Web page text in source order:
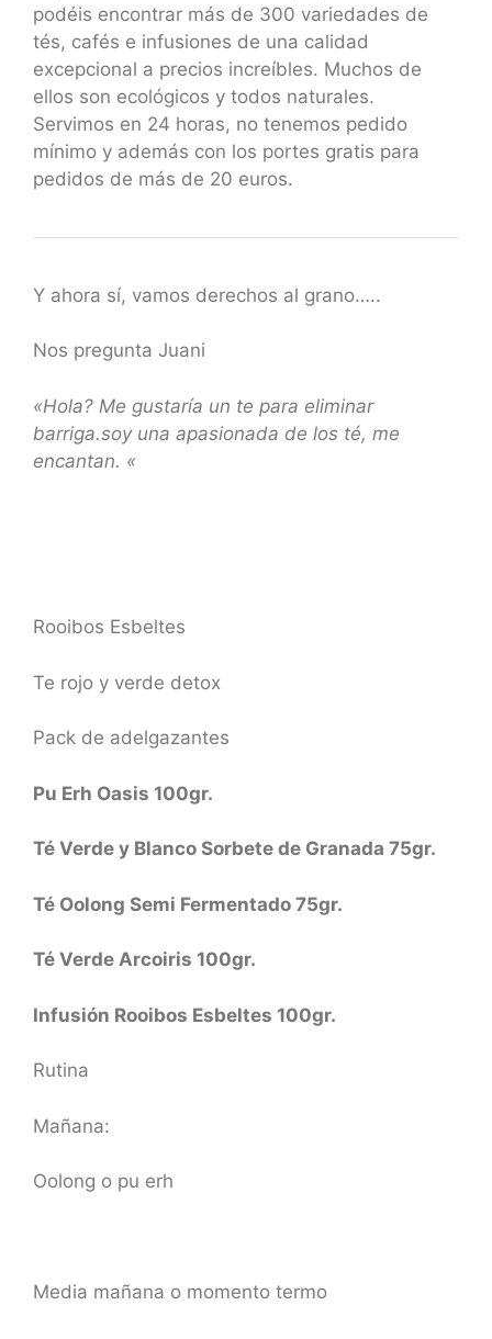
podéis encontrar más de 300 variedades de
tés, cafés e infusiones de una calidad
excepcional a precios increíbles. Muchos de
ellos son ecológicos y todos naturales.
Servimos en 24 horas, no tenemos pedido
mínimo y además con los portes gratis para
pedidos de más de 20 euros.
Y ahora sí, vamos derechos al grano…..
Nos pregunta Juani
«Hola? Me gustaría un te para eliminar
barriga.soy una apasionada de los té, me
encantan. «
Rooibos Esbeltes
Te rojo y verde detox
Pack de adelgazantes
Pu Erh Oasis 100gr.
Té Verde y Blanco Sorbete de Granada 75gr.
Té Oolong Semi Fermentado 75gr.
Té Verde Arcoiris 100gr.
Infusión Rooibos Esbeltes 100gr.
Rutina
Mañana:
Oolong o pu erh
Media mañana o momento termo